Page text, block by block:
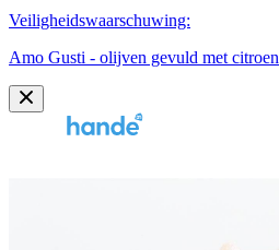
Veiligheidswaarschuwing:
Amo Gusti - olijven gevuld met citroen